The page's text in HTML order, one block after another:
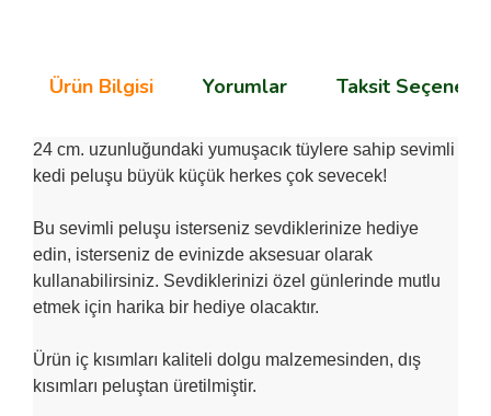
Ürün Bilgisi Yorumlar Taksit
24 cm. uzunluğundaki yumuşacık tüylere sahip sevimli
kedi peluşu büyük küçük herkes çok sevecek!
Bu sevimli peluşu isterseniz sevdiklerinize hediye
edin, isterseniz de evinizde aksesuar olarak
kullanabilirsiniz. Sevdiklerinizi özel günlerinde mutlu
etmek için harika bir hediye olacaktır.
Ürün iç kısımları kaliteli dolgu malzemesinden, dış
kısımları peluştan üretilmiştir.